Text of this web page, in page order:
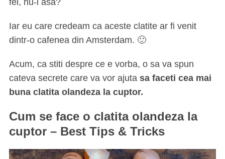
fel, nu-i asa?
Iar eu care credeam ca aceste clatite ar fi venit
dintr-o cafenea din Amsterdam. 🙂
Acum, ca stiti despre ce e vorba, o sa va spun
cateva secrete care va vor ajuta sa faceti cea mai
buna clatita olandeza la cuptor.
Cum se face o clatita olandeza la
cuptor – Best Tips & Tricks